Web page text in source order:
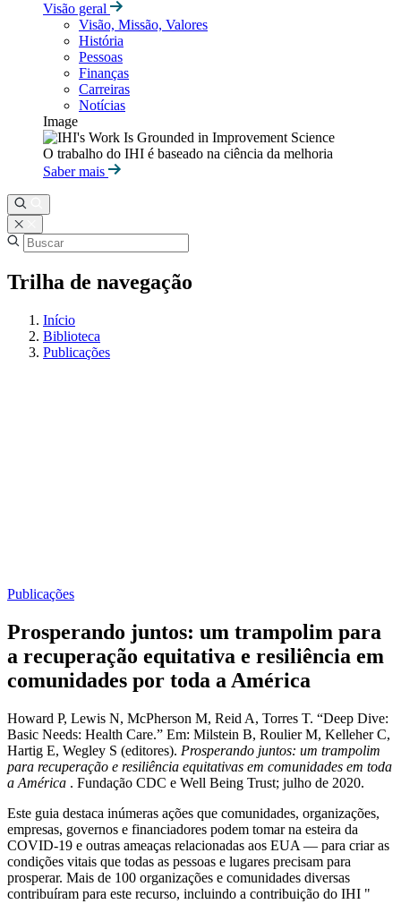
Visão geral
Visão, Missão, Valores
História
Pessoas
Finanças
Carreiras
Notícias
Image
O trabalho do IHI é baseado na ciência da melhoria
Saber mais
Trilha de navegação
Início
Biblioteca
Publicações
Publicações
Prosperando juntos: um trampolim para
a recuperação equitativa e resiliência em
comunidades por toda a América
Howard P, Lewis N, McPherson M, Reid A, Torres T. “Deep Dive:
Basic Needs: Health Care.” Em: Milstein B, Roulier M, Kelleher C,
Hartig E, Wegley S (editores). Prosperando juntos: um trampolim
para recuperação e resiliência equitativas em comunidades em toda
a América . Fundação CDC e Well Being Trust; julho de 2020.
Este guia destaca inúmeras ações que comunidades, organizações,
empresas, governos e financiadores podem tomar na esteira da
COVID-19 e outras ameaças relacionadas aos EUA — para criar as
condições vitais que todas as pessoas e lugares precisam para
prosperar. Mais de 100 organizações e comunidades diversas
contribuíram para este recurso, incluindo a contribuição do IHI "